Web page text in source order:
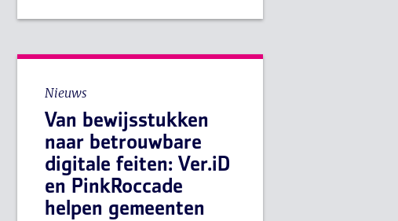
Nieuws
Van bewijsstukken
naar betrouwbare
digitale feiten: Ver.iD
en PinkRoccade
helpen gemeenten